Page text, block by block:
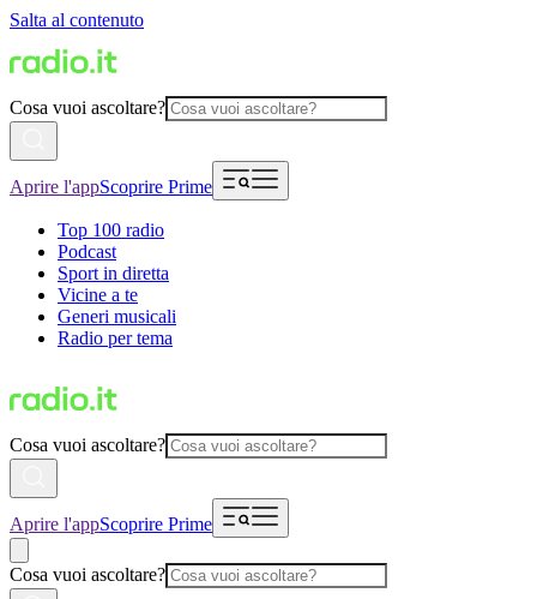
Salta al contenuto
Cosa vuoi ascoltare?
Aprire l'appScoprire Prime
Top 100 radio
Podcast
Sport in diretta
Vicine a te
Generi musicali
Radio per tema
Cosa vuoi ascoltare?
Aprire l'appScoprire Prime
Cosa vuoi ascoltare?